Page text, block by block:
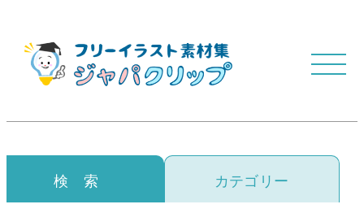
検 索 カテゴリー